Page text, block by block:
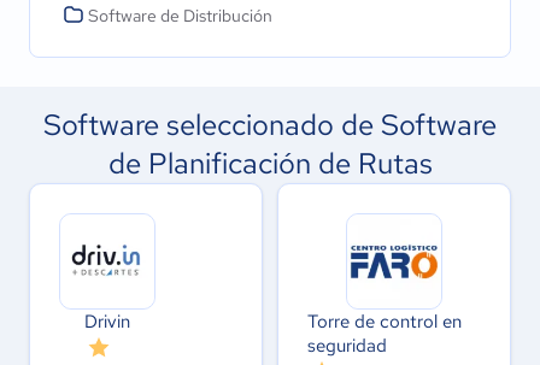
Software de Distribución
Software seleccionado de Software
de Planificación de Rutas
Drivin
Torre de control en
seguridad